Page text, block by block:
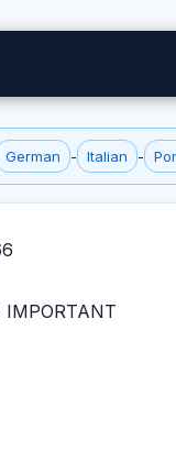
German - Italian -
IMPORTANT